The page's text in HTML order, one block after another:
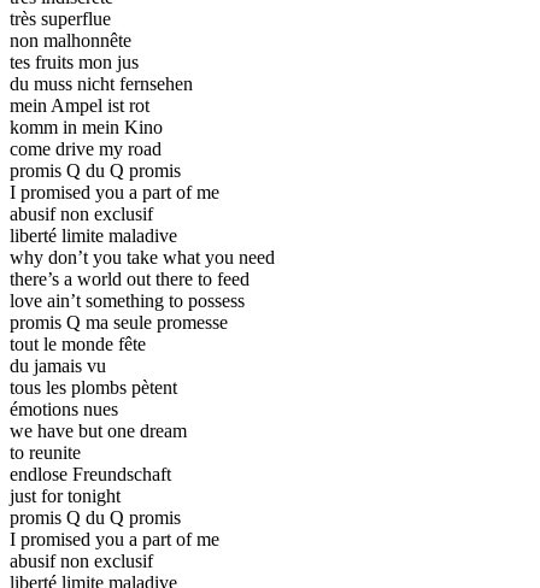
très superflue
non malhonnête
tes fruits mon jus
du muss nicht fernsehen
mein Ampel ist rot
komm in mein Kino
come drive my road
promis Q du Q promis
I promised you a part of me
abusif non exclusif
liberté limite maladive
why don’t you take what you need
there’s a world out there to feed
love ain’t something to possess
promis Q ma seule promesse
tout le monde fête
du jamais vu
tous les plombs pètent
émotions nues
we have but one dream
to reunite
endlose Freundschaft
just for tonight
promis Q du Q promis
I promised you a part of me
abusif non exclusif
liberté limite maladive